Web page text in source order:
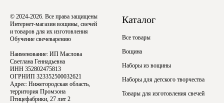
© 2024-2026. Все права защищены
Интернет-магазин вощины, свечей
и товаров для их изготовления
Обучение свечеварению
Наименование: ИП Маслова
Светлана Геннадьевна
ИНН 352802475813
ОГРНИП 323352500032621
Адрес: Нижегородская область,
территория Промзона
Птицефабрики, 27 лит 2
Каталог
Все товары
Вощина
Наборы из вощины
Наборы для детского творчества
Товары для изготовления свечей